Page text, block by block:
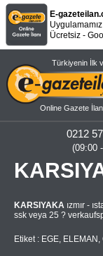
E-
Uygulamamız
Ücretsiz -
Türkiyenin İlk
Online Gazete
0212
(09:00
KARSIYAKA ızmır -
ssk veya 25 ?
Etiket : EGE, ELEMAN ,